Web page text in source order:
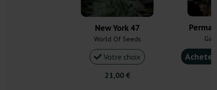
New York 47
World Of Seeds
Votre choix
21,00 €